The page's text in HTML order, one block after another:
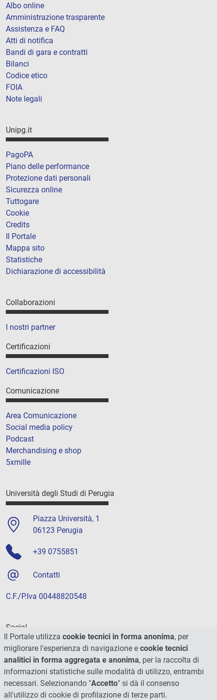
Albo online
Amministrazione trasparente
Assistenza e FAQ
Atti di notifica
Bandi di gara e contratti
Bilanci
Codice etico
FOIA
Note legali
Unipg.it
PagoPA
Piano delle performance
Protezione dati personali
Sicurezza online
Tuttogare
Cookie
Credits
Il Portale
Mappa sito
Statistiche
Dichiarazione di accessibilità
Collaborazioni
I nostri partner
Certificazioni
Certificazioni ISO
Comunicazione
Area Comunicazione
Social media policy
Podcast
Merchandising e shop
5xmille
Università degli Studi di Perugia
Piazza Università, 1
06123 Perugia
+39 0755851
Contatti
C.F./P.Iva 00448820548
Social
Il Portale utilizza cookie tecnici in forma anonima, per
migliorare l'esperienza di navigazione e cookie tecnici
analitici in forma aggregata e anonima, per la raccolta di
informazioni statistiche sulle modalità di utilizzo, entrambi
necessari. Selezionando "Accetto" si dà il consenso
all'utilizzo di cookie di profilazione di terze parti.